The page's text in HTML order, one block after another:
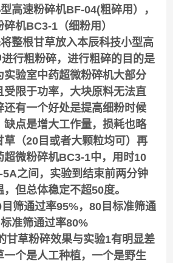
速粉碎机BF-04(粗碎用），
机BC3-1（细粉用）
根甘草放入本辰科技小型高
行粗粉碎，进行粗碎的目的是
实验室中药超微粉碎机大部分
受限于功率，大块原料无法直
还有一个好处是提高细粉时候
缺点是增大工作量，损耗也略
草（20目或者大颗粒均可）再
超微粉碎机BC3-1中，用时10
之间，实验到结束前两分钟
但总体稳定不超50度。
筛通过率95%，80目标准筛通
准筛通过率80%
草粉碎效果与实验1有明显差
一个是人工种植，一个是野生